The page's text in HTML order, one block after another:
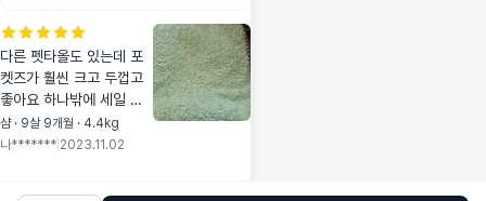
다른 펫타올도 있는데 포
켓즈가 훨씬 크고 두껍고
좋아요 하나밖에 세일 안
해서 하나만 산게 아쉽네
요 꼭 득템하세요
샴 · 9살 9개월 · 4.4kg
나******* 2023.11.02